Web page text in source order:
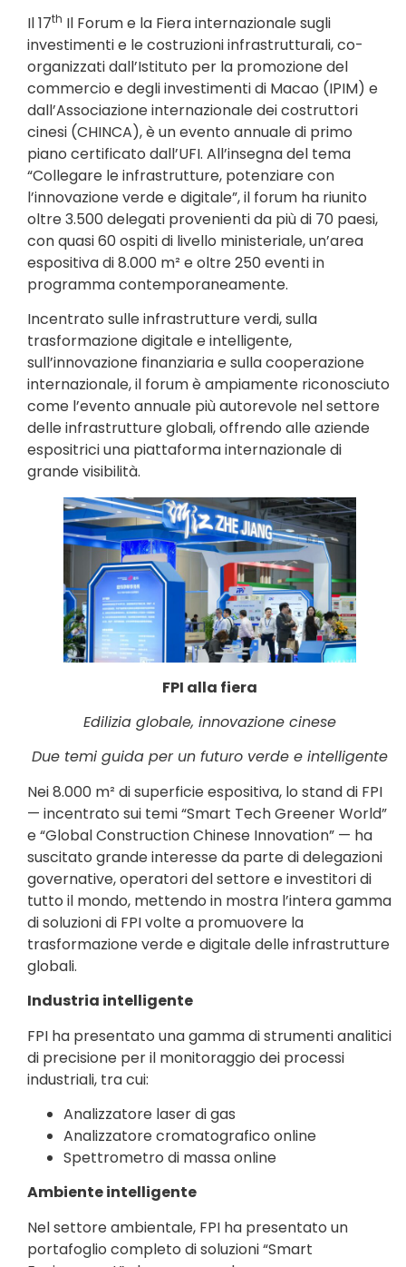
Il 17th Il Forum e la Fiera internazionale sugli
investimenti e le costruzioni infrastrutturali, co-
organizzati dall’Istituto per la promozione del
commercio e degli investimenti di Macao (IPIM) e
dall’Associazione internazionale dei costruttori
cinesi (CHINCA), è un evento annuale di primo
piano certificato dall’UFI. All’insegna del tema
“Collegare le infrastrutture, potenziare con
l’innovazione verde e digitale”, il forum ha riunito
oltre 3.500 delegati provenienti da più di 70 paesi,
con quasi 60 ospiti di livello ministeriale, un’area
espositiva di 8.000 m² e oltre 250 eventi in
programma contemporaneamente.
Incentrato sulle infrastrutture verdi, sulla
trasformazione digitale e intelligente,
sull’innovazione finanziaria e sulla cooperazione
internazionale, il forum è ampiamente riconosciuto
come l’evento annuale più autorevole nel settore
delle infrastrutture globali, offrendo alle aziende
espositrici una piattaforma internazionale di
grande visibilità.
FPI alla fiera
Edilizia globale, innovazione cinese
Due temi guida per un futuro verde e intelligente
Nei 8.000 m² di superficie espositiva, lo stand di FPI
— incentrato sui temi “Smart Tech Greener World”
e “Global Construction Chinese Innovation” — ha
suscitato grande interesse da parte di delegazioni
governative, operatori del settore e investitori di
tutto il mondo, mettendo in mostra l’intera gamma
di soluzioni di FPI volte a promuovere la
trasformazione verde e digitale delle infrastrutture
globali.
Industria intelligente
FPI ha presentato una gamma di strumenti analitici
di precisione per il monitoraggio dei processi
industriali, tra cui:
Analizzatore laser di gas
Analizzatore cromatografico online
Spettrometro di massa online
Ambiente intelligente
Nel settore ambientale, FPI ha presentato un
portafoglio completo di soluzioni “Smart